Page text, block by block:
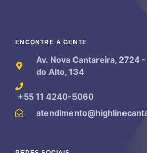
ENCONTRE A GENTE
Av. Nova Cantareira, 2724
do Alto, 134
+55 11 4240-5060